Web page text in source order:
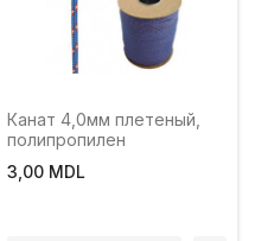
Канат 4,0мм плетеный,
полипропилен
3,00 MDL